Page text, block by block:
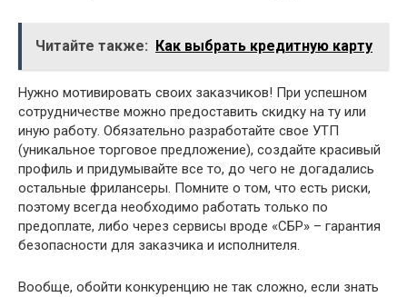
Читайте также: Как выбрать кредитную карту
Нужно мотивировать своих заказчиков! При успешном
сотрудничестве можно предоставить скидку на ту или
иную работу. Обязательно разработайте свое УТП
(уникальное торговое предложение), создайте красивый
профиль и придумывайте все то, до чего не догадались
остальные фрилансеры. Помните о том, что есть риски,
поэтому всегда необходимо работать только по
предоплате, либо через сервисы вроде «СБР» – гарантия
безопасности для заказчика и исполнителя.
Вообще, обойти конкуренцию не так сложно, если знать